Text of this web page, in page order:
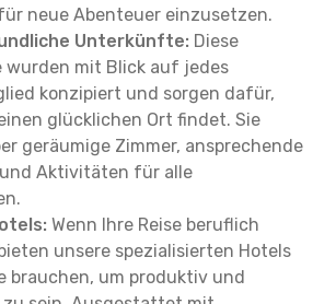
neue Abenteuer einzusetzen.
Unterkünfte: Diese
mit Blick auf jedes
konzipiert und sorgen dafür,
glücklichen Ort findet. Sie
geräumige Zimmer, ansprechende
Aktivitäten für alle
Wenn Ihre Reise beruflich
unsere spezialisierten Hotels
brauchen, um produktiv und